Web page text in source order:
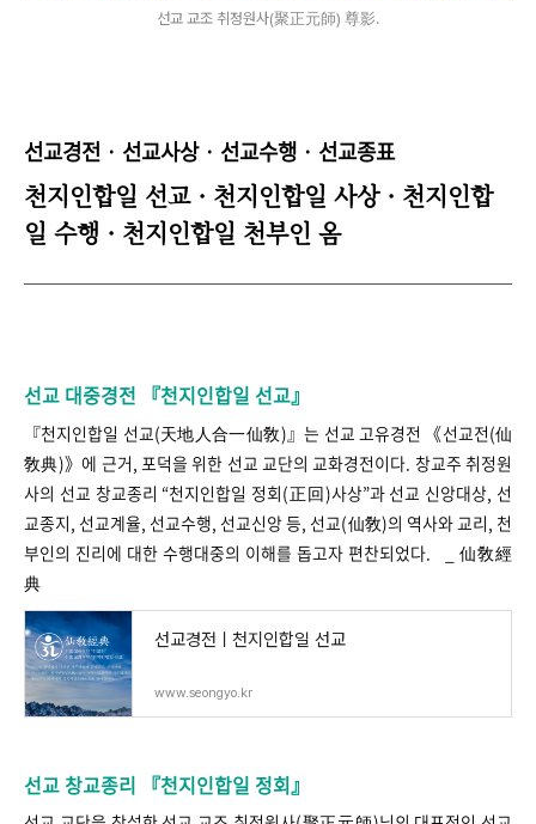
선교 교조 취정원사(聚正元師) 尊影.
선교경전 · 선교사상· 선교수행 · 선교종표
천지인합일 선교 · 천지인합일 사상 · 천지인합
일 수행 · 천지인합일 천부인 옴
선교 대중경전 『천지인합일 선교』
『천지인합일 선교(天地人合一仙敎)』는 선교 고유경전 《선교전(仙
敎典)》에 근거, 포덕을 위한 선교 교단의 교화경전이다. 창교주 취정원
사의 선교 창교종리 “천지인합일 정회(正回)사상”과 선교 신앙대상, 선
교종지, 선교계율, 선교수행, 선교신앙 등, 선교(仙敎)의 역사와 교리, 천
부인의 진리에 대한 수행대중의 이해를 돕고자 편찬되었다. _ 仙敎經
典
선교경전ㅣ천지인합일 선교
www.seongyo.kr
선교 창교종리 『천지인합일 정회』